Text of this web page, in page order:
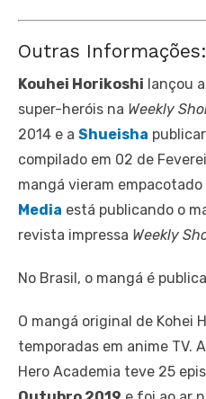
Outras Informações:
Kouhei Horikoshi lançou
super-heróis na Weekly
2014 e a Shueisha
compilado em 02 de
mangá vieram empacotado
Media está publicando o
revista impressa Weekly
No Brasil, o mangá é
O mangá original de Kohei
temporadas em anime TV.
Hero Academia teve 25